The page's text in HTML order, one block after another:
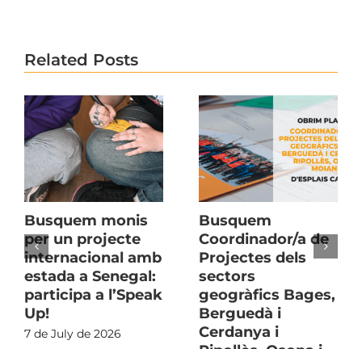
Related Posts
Busquem monis
per un projecte
internacional amb
estada a Senegal:
participa a l’Speak
Up!
7 de July de 2026
Busquem
Coordinador/a de
Projectes dels
sectors
geogràfics Bages,
Berguedà i
Cerdanya i